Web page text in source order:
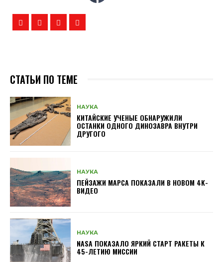
СТАТЬИ ПО ТЕМЕ
НАУКА
КИТАЙСКИЕ УЧЕНЫЕ ОБНАРУЖИЛИ
ОСТАНКИ ОДНОГО ДИНОЗАВРА ВНУТРИ
ДРУГОГО
НАУКА
ПЕЙЗАЖИ МАРСА ПОКАЗАЛИ В НОВОМ 4K-
ВИДЕО
НАУКА
NASA ПОКАЗАЛО ЯРКИЙ СТАРТ РАКЕТЫ К
45-ЛЕТИЮ МИССИИ